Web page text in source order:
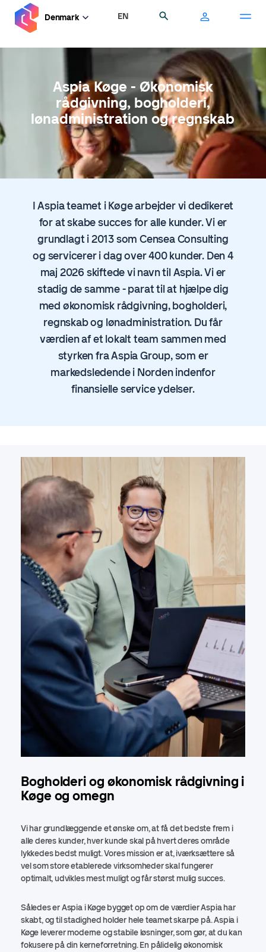
hovedindhold
Denmark EN
Aspia Køge - Økonomisk
rådgivning, bogholderi,
lønadministration og regnskab
I Aspia teamet i Køge arbejder vi dedikeret
for at skabe succes for alle kunder. Vi er
grundlagt i 2013 som Censea Consulting
og servicerer i dag over 400 kunder. Den 4
maj 2026 skiftede vi navn til Aspia. Vi er
stadig de samme - parat til at hjælpe dig
med økonomisk rådgivning, bogholderi,
regnskab og lønadministration. Du får
værdien af et lokalt team sammen med
styrken fra Aspia Group, som er
markedsledende i Norden indenfor
finansielle service ydelser.
Bogholderi og økonomisk rådgivning i
Køge og omegn
Vi har grundlæggende et ønske om, at få det bedste frem i
alle deres kunder, hver kunde skal på hvert deres område
lykkedes bedst muligt. Vores mission er at, iværksættere så
vel som store etablerede virksomheder skal fungerer
optimalt, udvikles mest muligt og får størst mulig succes.
Således er Aspia i Køge bygget op om de værdier Aspia har
skabt, og til stadighed holder hele teamet skarpe på. Aspia i
Køge leverer moderne og stabile løsninger, som gør, at du kan
fokusere på din kerneforretning. En pålidelig økonomisk